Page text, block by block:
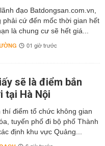
đạo Batdongsan.com.vn,
phải cứ đến mốc thời gian hết
là chung cư sẽ hết giá...
01 giờ trước
sẽ là điểm bắn
tại Hà Nội
thí điểm tổ chức không gian
tuyến phố đi bộ phố Thành
định khu vực Quảng...